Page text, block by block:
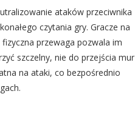
ataków przeciwnika
czytania gry. Gracze na
przewaga pozwala im
szczelny, nie do przejścia mur
na ataki, co bezpośrednio